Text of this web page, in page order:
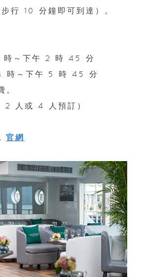
行 10 分鐘即可到達）。
時～下午 2 時 45 分
時～下午 5 時 45 分
。
2 人或 4 人預訂）
官網